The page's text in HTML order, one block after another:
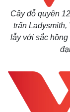
Cây đỗ quyên
trấn Ladysmith,
lẫy với sắc